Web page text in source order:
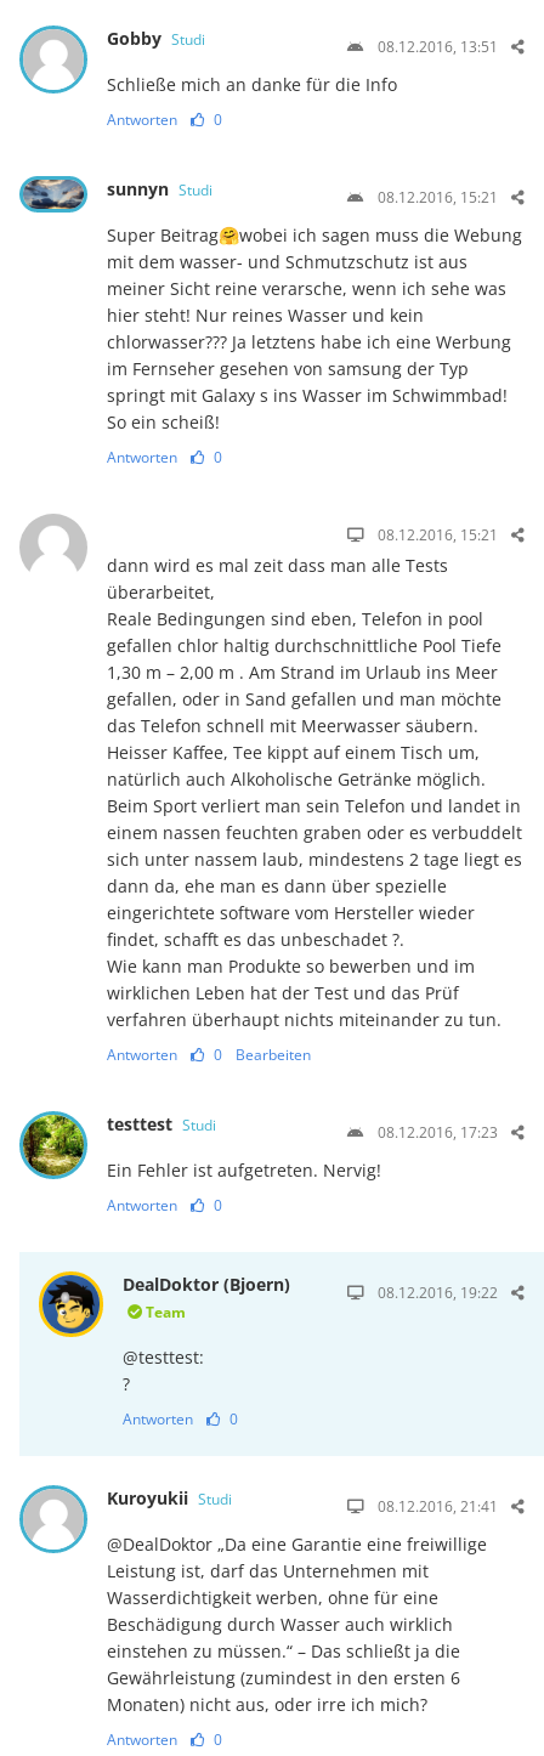
Gobby Studi 08.12.2016, 13:51
Schließe mich an danke für die Info
Antworten 0
sunnyn Studi 08.12.2016, 15:21
Super Beitrag🤗wobei ich sagen muss die Webung
mit dem wasser- und Schmutzschutz ist aus
meiner Sicht reine verarsche, wenn ich sehe was
hier steht! Nur reines Wasser und kein
chlorwasser??? Ja letztens habe ich eine Werbung
im Fernseher gesehen von samsung der Typ
springt mit Galaxy s ins Wasser im Schwimmbad!
So ein scheiß!
Antworten 0
08.12.2016, 15:21
dann wird es mal zeit dass man alle Tests
überarbeitet,
Reale Bedingungen sind eben, Telefon in pool
gefallen chlor haltig durchschnittliche Pool Tiefe
1,30 m – 2,00 m . Am Strand im Urlaub ins Meer
gefallen, oder in Sand gefallen und man möchte
das Telefon schnell mit Meerwasser säubern.
Heisser Kaffee, Tee kippt auf einem Tisch um,
natürlich auch Alkoholische Getränke möglich.
Beim Sport verliert man sein Telefon und landet in
einem nassen feuchten graben oder es verbuddelt
sich unter nassem laub, mindestens 2 tage liegt es
dann da, ehe man es dann über spezielle
eingerichtete software vom Hersteller wieder
findet, schafft es das unbeschadet ?.
Wie kann man Produkte so bewerben und im
wirklichen Leben hat der Test und das Prüf
verfahren überhaupt nichts miteinander zu tun.
Antworten 0 Bearbeiten
testtest Studi 08.12.2016, 17:23
Ein Fehler ist aufgetreten. Nervig!
Antworten 0
DealDoktor (Bjoern)
Team
08.12.2016, 19:22
@testtest:
?
Antworten 0
Kuroyukii Studi 08.12.2016, 21:41
@DealDoktor „Da eine Garantie eine freiwillige
Leistung ist, darf das Unternehmen mit
Wasserdichtigkeit werben, ohne für eine
Beschädigung durch Wasser auch wirklich
einstehen zu müssen.“ – Das schließt ja die
Gewährleistung (zumindest in den ersten 6
Monaten) nicht aus, oder irre ich mich?
Antworten 0